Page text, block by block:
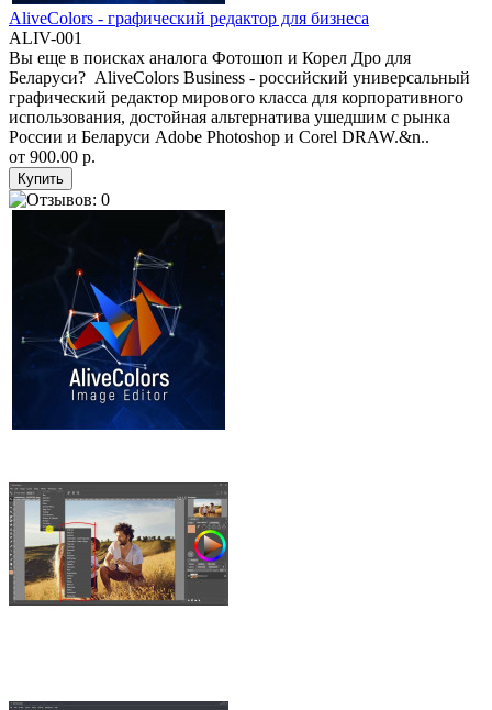
AliveColors - графический редактор для бизнеса
ALIV-001
Вы еще в поисках аналога Фотошоп и Корел Дро для
Беларуси? AliveColors Business - российский универсальный
графический редактор мирового класса для корпоративного
использования, достойная альтернатива ушедшим с рынка
России и Беларуси Adobe Photoshop и Corel DRAW.&n..
от 900.00 р.